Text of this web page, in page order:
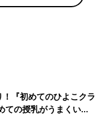
『初めてのひよこクラ
ての授乳がうまくい
夏のトラブル 解決テ